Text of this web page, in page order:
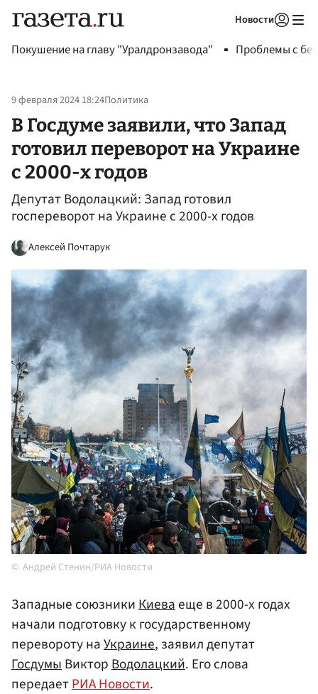
Новости
Покушение на главу "Уралдронзавода" Проблемы с
9 февраля 2024 18:24Политика
В Госдуме заявили, что Запад
готовил переворот на Украине
с 2000-х годов
Депутат Водолацкий: Запад готовил
госпереворот на Украине с 2000-х годов
Алексей Почтарук
Андрей Стенин/РИА Новости
Западные союзникиКиеваеще в 2000-х годах
начали подготовку к государственному
перевороту наУкраине, заявил депутат
ГосдумыВикторВодолацкий. Его слова
передаетРИА Новости.